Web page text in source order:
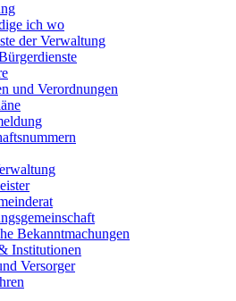
ich wo
der Verwaltung
und Verordnungen
Bekanntmachungen
Institutionen
Versorger